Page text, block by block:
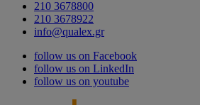
210 3678800
210 3678922
info@qualex.gr
follow us on Facebook
follow us on LinkedIn
follow us on youtube